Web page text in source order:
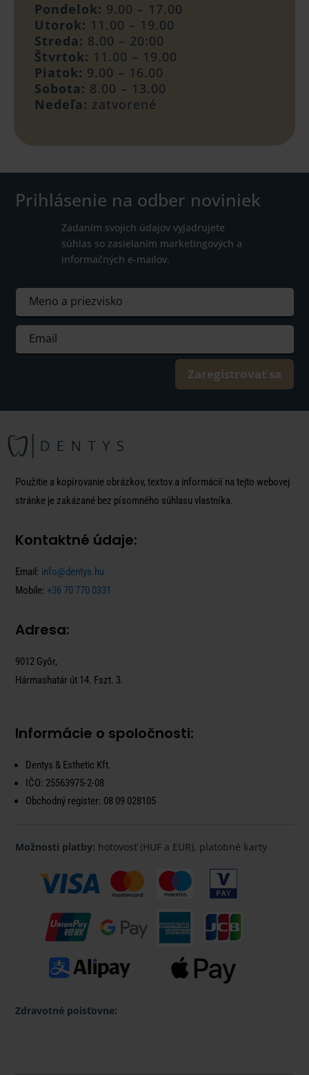
Pondelok: 9.00 – 17.00
Utorok: 11.00 – 19.00
Streda: 8.00 – 20:00
Štvrtok: 11.00 – 19.00
Piatok: 9.00 – 16.00
Sobota: 8.00 – 13.00
Nedeľa: zatvorené
Prihlásenie na odber noviniek
Zadaním svojich údajov vyjadrujete
súhlas so zasielaním marketingových a
informačných e-mailov.
Zaregistrovať sa
Použitie a kopírovanie obrázkov, textov a informácií na tejto webovej
stránke je zakázané bez písomného súhlasu vlastníka.
Kontaktné údaje:
Email: info@dentys.hu
Mobile: +36 70 770 0331
Adresa:
9012 Győr,
Hármashatár út 14. Fszt. 3.
Informácie o spoločnosti:
Dentys & Esthetic Kft.
IČO: 25563975-2-08
Obchodný register: 08 09 028105
Možnosti platby: hotovosť (HUF a EUR), platobné karty
Zdravotné poisťovne: